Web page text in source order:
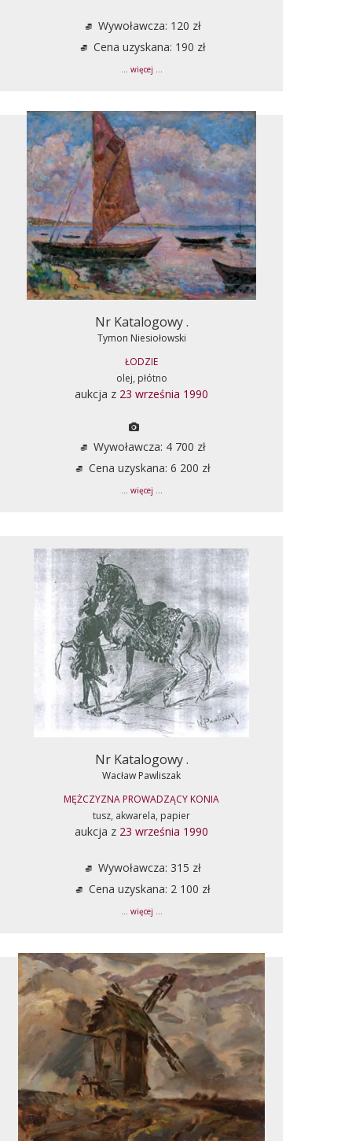
Wywoławcza: 120 zł
Cena uzyskana: 190 zł
... więcej ...
Nr Katalogowy .
Tymon Niesiołowski
ŁODZIE
olej, płótno
aukcja z 23 września 1990
Wywoławcza: 4 700 zł
Cena uzyskana: 6 200 zł
... więcej ...
Nr Katalogowy .
Wacław Pawliszak
MĘŻCZYZNA PROWADZĄCY KONIA
tusz, akwarela, papier
aukcja z 23 września 1990
Wywoławcza: 315 zł
Cena uzyskana: 2 100 zł
... więcej ...